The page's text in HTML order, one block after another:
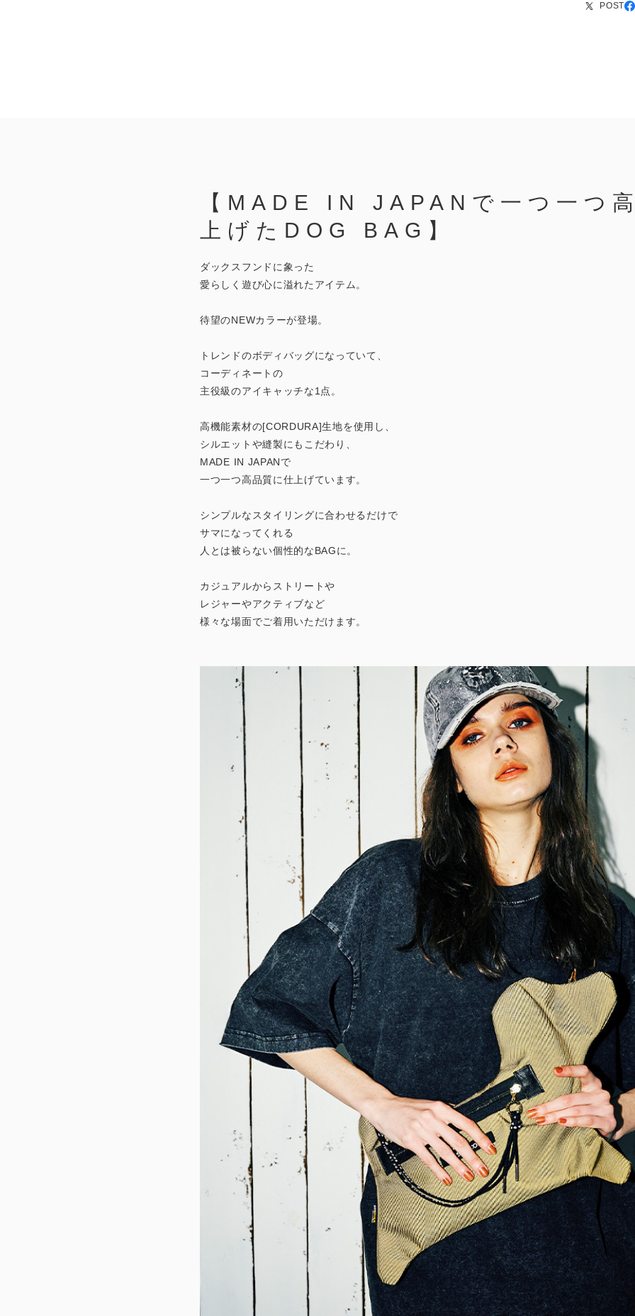
POST
【MADE IN JAPANで一つ一つ
上げたDOG BAG】
ダックスフンドに象った
愛らしく遊び心に溢れたアイテム。
待望のNEWカラーが登場。
トレンドのボディバッグになっていて、
コーディネートの
主役級のアイキャッチな1点。
高機能素材の[CORDURA]生地を使用し、
シルエットや縫製にもこだわり、
MADE IN JAPANで
一つ一つ高品質に仕上げています。
シンプルなスタイリングに合わせるだけで
サマになってくれる
人とは被らない個性的なBAGに。
カジュアルからストリートや
レジャーやアクティブなど
様々な場面でご着用いただけます。